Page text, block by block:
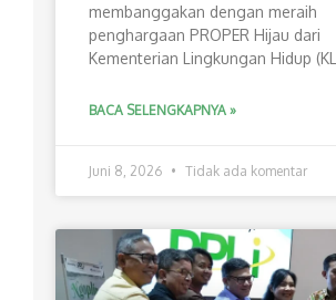
membanggakan dengan meraih
penghargaan PROPER Hijau dari
Kementerian Lingkungan Hidup
BACA SELENGKAPNYA »
Juni 8, 2026 Tidak ada komentar